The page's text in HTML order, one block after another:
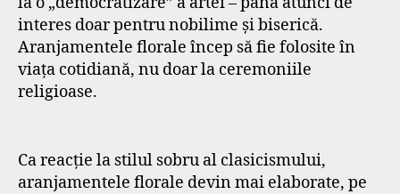
interes doar pentru nobilime și biserică.
Aranjamentele florale încep să fie folosite în
viața cotidiană, nu doar la ceremoniile
religioase.
Ca reacție la stilul sobru al clasicismului,
aranjamentele florale devin mai elaborate, pe